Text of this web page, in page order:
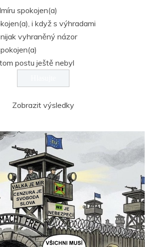
spokojen(a)
i když s výhradami
vyhraněný názor
postu ještě nebyl
Zobrazit výsledky